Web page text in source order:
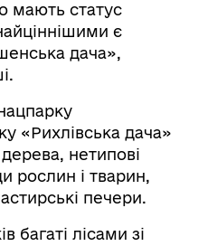
мають статус
є
дача»,
«Рихлівська дача»
дерева, нетипові
рослин і тварин,
печери.
багаті лісами зі